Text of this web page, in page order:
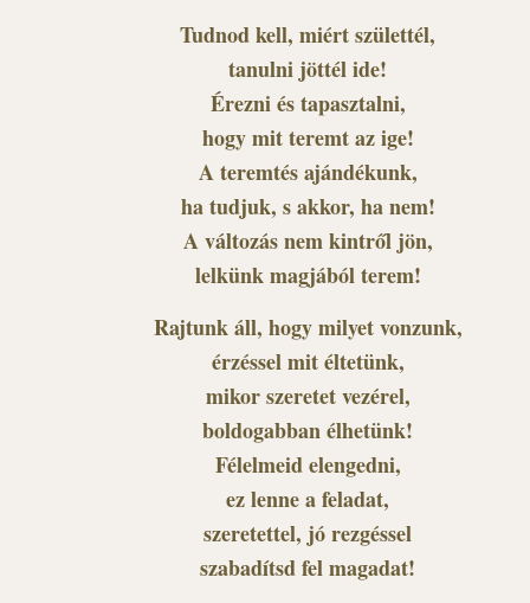
Tudnod kell, miért születtél,
tanulni jöttél ide!
Érezni és tapasztalni,
hogy mit teremt az ige!
A teremtés ajándékunk,
ha tudjuk, s akkor, ha nem!
A változás nem kintről jön,
lelkünk magjából terem!
Rajtunk áll, hogy milyet vonzunk,
érzéssel mit éltetünk,
mikor szeretet vezérel,
boldogabban élhetünk!
Félelmeid elengedni,
ez lenne a feladat,
szeretettel, jó rezgéssel
szabadítsd fel magadat!